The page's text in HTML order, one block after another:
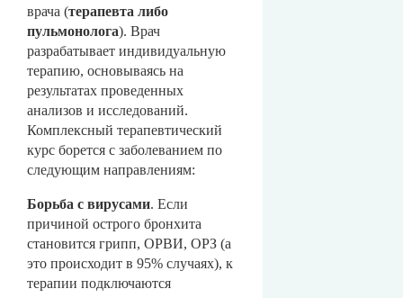
врача (терапевта либо
пульмонолога). Врач
разрабатывает индивидуальную
терапию, основываясь на
результатах проведенных
анализов и исследований.
Комплексный терапевтический
курс борется с заболеванием по
следующим направлениям:
Борьба с вирусами. Если
причиной острого бронхита
становится грипп, ОРВИ, ОРЗ (а
это происходит в 95% случаях), к
терапии подключаются